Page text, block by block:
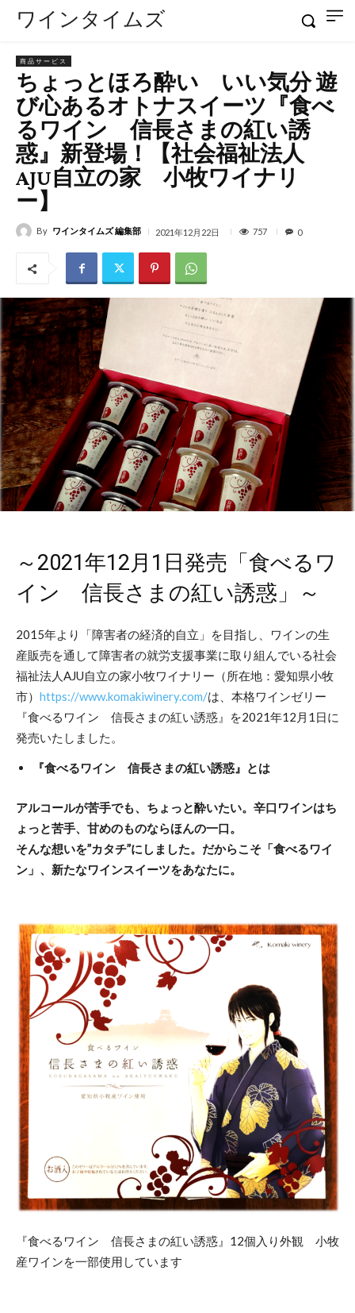
ワインタイムズ
商品サービス
ちょっとほろ酔い いい気分 遊
び心あるオトナスイーツ『食べ
るワイン 信長さまの紅い誘
惑』新登場！【社会福祉法人
AJU自立の家 小牧ワイナリ
ー】
By ワインタイムズ 編集部 2021年12月22日 757 0
～2021年12月1日発売「食べるワ
イン 信長さまの紅い誘惑」～
2015年より「障害者の経済的自立」を目指し、ワインの生
産販売を通して障害者の就労支援事業に取り組んでいる社会
福祉法人AJU自立の家小牧ワイナリー（所在地：愛知県小牧
市） https://www.komakiwinery.com/は、本格ワインゼリー
『食べるワイン 信長さまの紅い誘惑』を2021年12月1日に
発売いたしました。
『食べるワイン 信長さまの紅い誘惑』とは
アルコールが苦手でも、ちょっと酔いたい。辛口ワインはち
ょっと苦手、甘めのものならほんの一口。
そんな想いを”カタチ”にしました。だからこそ「食べるワイ
ン」、新たなワインスイーツをあなたに。
『食べるワイン 信長さまの紅い誘惑』12個入り外観 小牧
産ワインを一部使用しています